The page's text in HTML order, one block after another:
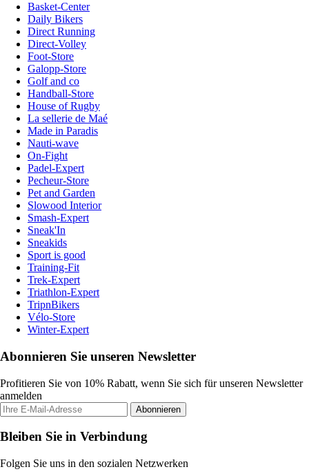
Basket-Center
Daily Bikers
Direct Running
Direct-Volley
Foot-Store
Galopp-Store
Golf and co
Handball-Store
House of Rugby
La sellerie de Maé
Made in Paradis
Nauti-wave
On-Fight
Padel-Expert
Pecheur-Store
Pet and Garden
Slowood Interior
Smash-Expert
Sneak'In
Sneakids
Sport is good
Training-Fit
Trek-Expert
Triathlon-Expert
TripnBikers
Vélo-Store
Winter-Expert
Abonnieren Sie unseren Newsletter
Profitieren Sie von 10% Rabatt, wenn Sie sich für unseren Newsletter
anmelden
Abonnieren
Bleiben Sie in Verbindung
Folgen Sie uns in den sozialen Netzwerken